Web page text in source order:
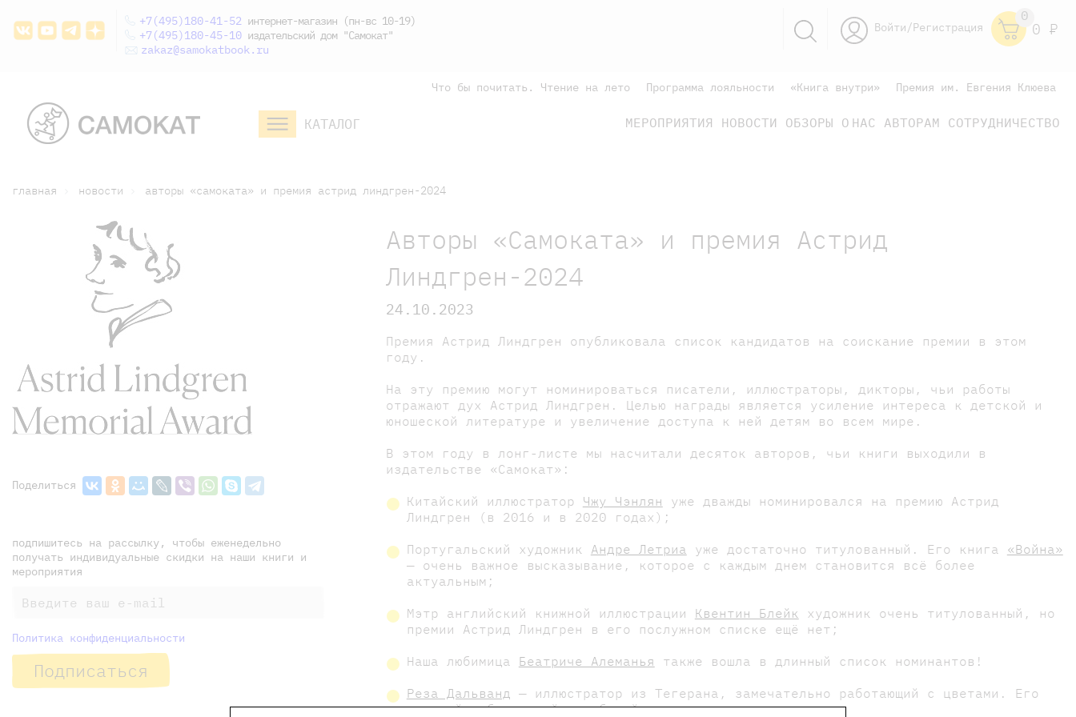
+7(495)180-41-52 интернет-магазин (пн-вс 10-19)
+7(495)180-45-10 издательский дом "Самокат"
zakaz@samokatbook.ru
Войти/Регистрация
0
0 Р
Что бы почитать. Чтение на лето Программа лояльности «Книга внутри» Премия им. Евгения Клюева
КАТАЛОГ МЕРОПРИЯТИЯ НОВОСТИ ОБЗОРЫ О НАС АВТОРАМ СОТРУДНИЧЕСТВО
дошкольникам
главная новости авторы «самоката» и премия астрид линдгрен-2024
Поделиться
подпишитесь на рассылку, чтобы еженедельно
получать индивидуальные скидки на наши книги и
мероприятия
Политика конфиденциальности
Подписаться
Авторы «Самоката» и премия Астрид
Линдгрен-2024
24.10.2023
Премия Астрид Линдгрен опубликовала список кандидатов на соискание премии в этом
году.
На эту премию могут номинироваться писатели, иллюстраторы, дикторы, чьи работы
отражают дух Астрид Линдгрен. Целью награды является усиление интереса к детской и
юношеской литературе и увеличение доступа к ней детям во всем мире.
В этом году в лонг-листе мы насчитали десяток авторов, чьи книги выходили в
издательстве «Самокат»:
Китайский иллюстратор Чжу Чэнлян уже дважды номинировался на премию Астрид
Линдгрен (в 2016 и в 2020 годах);
Португальский художник Андре Летриа уже достаточно титулованный. Его книга «Война»
— очень важное высказывание, которое с каждым днем становится всё более
актуальным;
Мэтр английский книжной иллюстрации Квентин Блейк художник очень титулованный, но
премии Астрид Линдгрен в его послужном списке ещё нет;
Наша любимица Беатриче Алеманья также вошла в длинный список номинантов!
Реза Дальванд — иллюстратор из Тегерана, замечательно работающий с цветами. Его
красный — бархатный, глубокий, цвета заходящего солнца;